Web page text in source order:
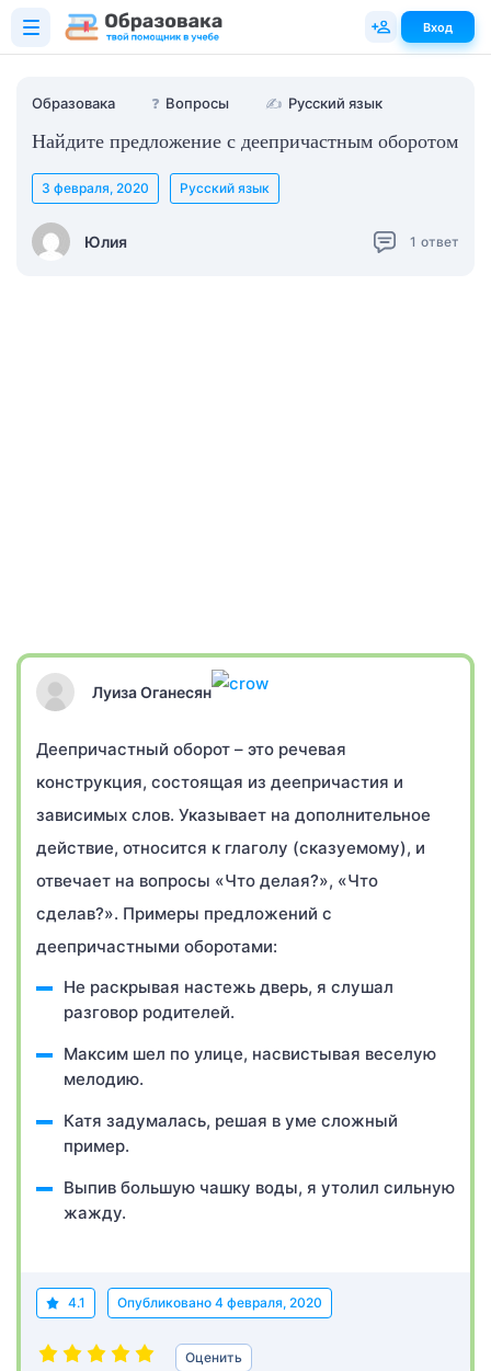
Образовака ❓ Вопросы ✍ Русский язык
Найдите предложение с деепричастным оборотом
Юлия
3 февраля, 2020 Русский язык
1 ответ
Луиза Оганесян
Деепричастный оборот – это речевая
конструкция, состоящая из деепричастия и
зависимых слов. Указывает на дополнительное
действие, относится к глаголу (сказуемому), и
отвечает на вопросы «Что делая?», «Что
сделав?». Примеры предложений с
деепричастными оборотами:
Не раскрывая настежь дверь, я слушал
разговор родителей.
Максим шел по улице, насвистывая веселую
мелодию.
Катя задумалась, решая в уме сложный
пример.
Выпив большую чашку воды, я утолил сильную
жажду.
4.1 Опубликовано 4 февраля, 2020
Оценить
Вход